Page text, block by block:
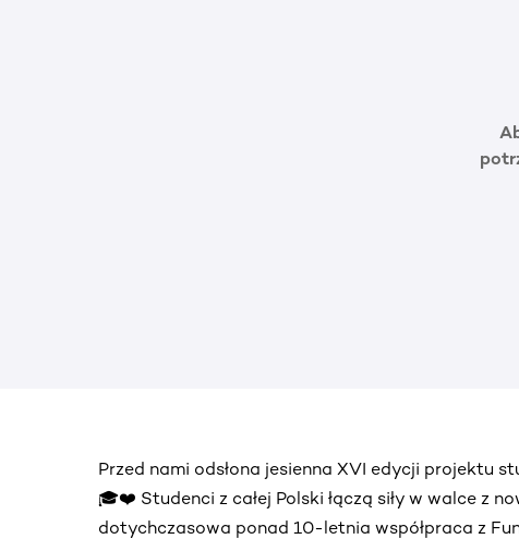
Przed nami odsłona jesienna XVI edycji projektu
🎓❤️ Studenci z całej Polski łączą siły w walce z
dotychczasowa ponad 10-letnia współpraca z